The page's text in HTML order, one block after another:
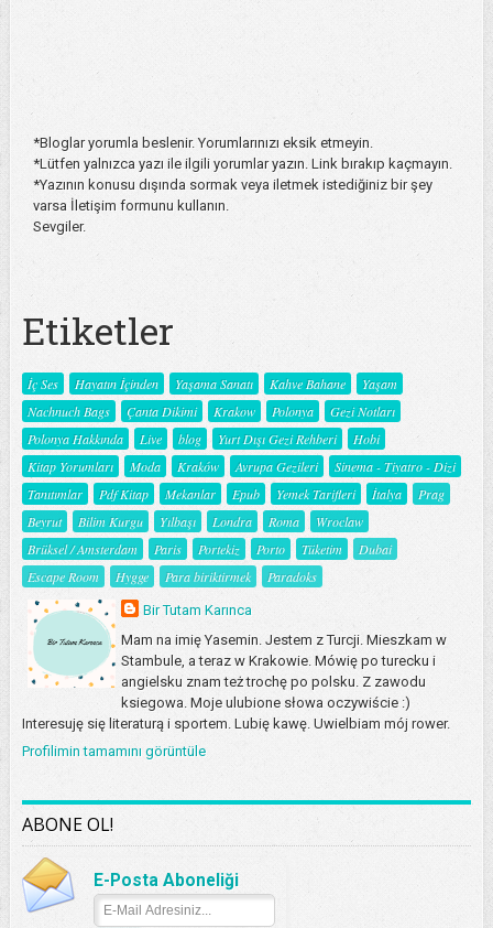
*Bloglar yorumla beslenir. Yorumlarınızı eksik etmeyin.
*Lütfen yalnızca yazı ile ilgili yorumlar yazın. Link bırakıp kaçmayın.
*Yazının konusu dışında sormak veya iletmek istediğiniz bir şey
varsa İletişim formunu kullanın.
Sevgiler.
Etiketler
İç Ses Hayatın İçinden Yaşama Sanatı Kahve Bahane
Yaşam
Nachnuch Bags
Çanta Dikimi Krakow Polonya
Gezi Notları
Polonya Hakkında
Live blog Yurt Dışı Gezi Rehberi
Hobi
Kitap Yorumları
Moda Kraków Avrupa Gezileri
Sinema - Tiyatro - Dizi
Tanıtımlar
Pdf Kitap Mekanlar Epub Yemek Tarifleri İtalya
Prag
Beyrut
Bilim Kurgu Yılbaşı Londra Roma
Wroclaw
Brüksel / Amsterdam
Paris Portekiz Porto Tüketim
Dubai
Escape Room
Hygge Para biriktirmek Paradoks
Bir Tutam Karınca
Mam na imię Yasemin. Jestem z Turcji. Mieszkam w
Stambule, a teraz w Krakowie. Mówię po turecku i
angielsku znam też trochę po polsku. Z zawodu
ksiegowa. Moje ulubione słowa oczywiście :)
Interesuję się literaturą i sportem. Lubię kawę. Uwielbiam mój rower.
Profilimin tamamını görüntüle
ABONE OL!
E-Posta Aboneliği